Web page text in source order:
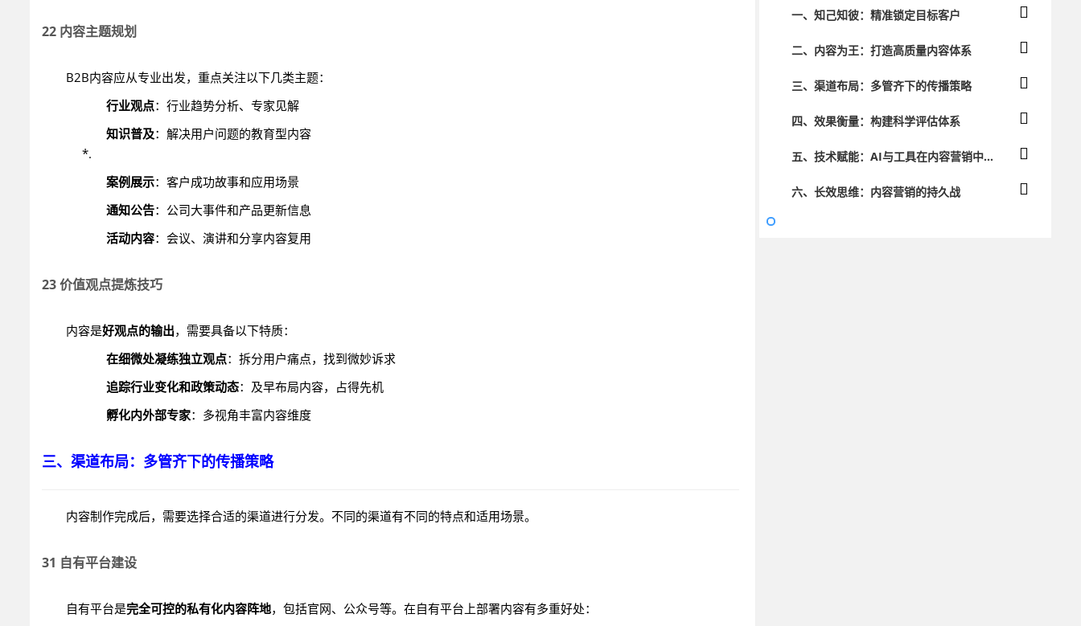
22 内容主题规划
B2B内容应从专业出发，重点关注以下几类主题：
行业观点：行业趋势分析、专家见解
知识普及：解决用户问题的教育型内容
*.
案例展示：客户成功故事和应用场景
通知公告：公司大事件和产品更新信息
活动内容：会议、演讲和分享内容复用
23 价值观点提炼技巧
内容是好观点的输出，需要具备以下特质：
在细微处凝练独立观点：拆分用户痛点，找到微妙诉求
追踪行业变化和政策动态：及早布局内容，占得先机
孵化内外部专家：多视角丰富内容维度
三、渠道布局：多管齐下的传播策略
内容制作完成后，需要选择合适的渠道进行分发。不同的渠道有不同的特点和适用场景。
31 自有平台建设
自有平台是完全可控的私有化内容阵地，包括官网、公众号等。在自有平台上部署内容有多重好处：
一、知己知彼：精准锁定目标客户
二、内容为王：打造高质量内容体系
三、渠道布局：多管齐下的传播策略
四、效果衡量：构建科学评估体系
五、技术赋能：AI与工具在内容营销中的应用
六、长效思维：内容营销的持久战